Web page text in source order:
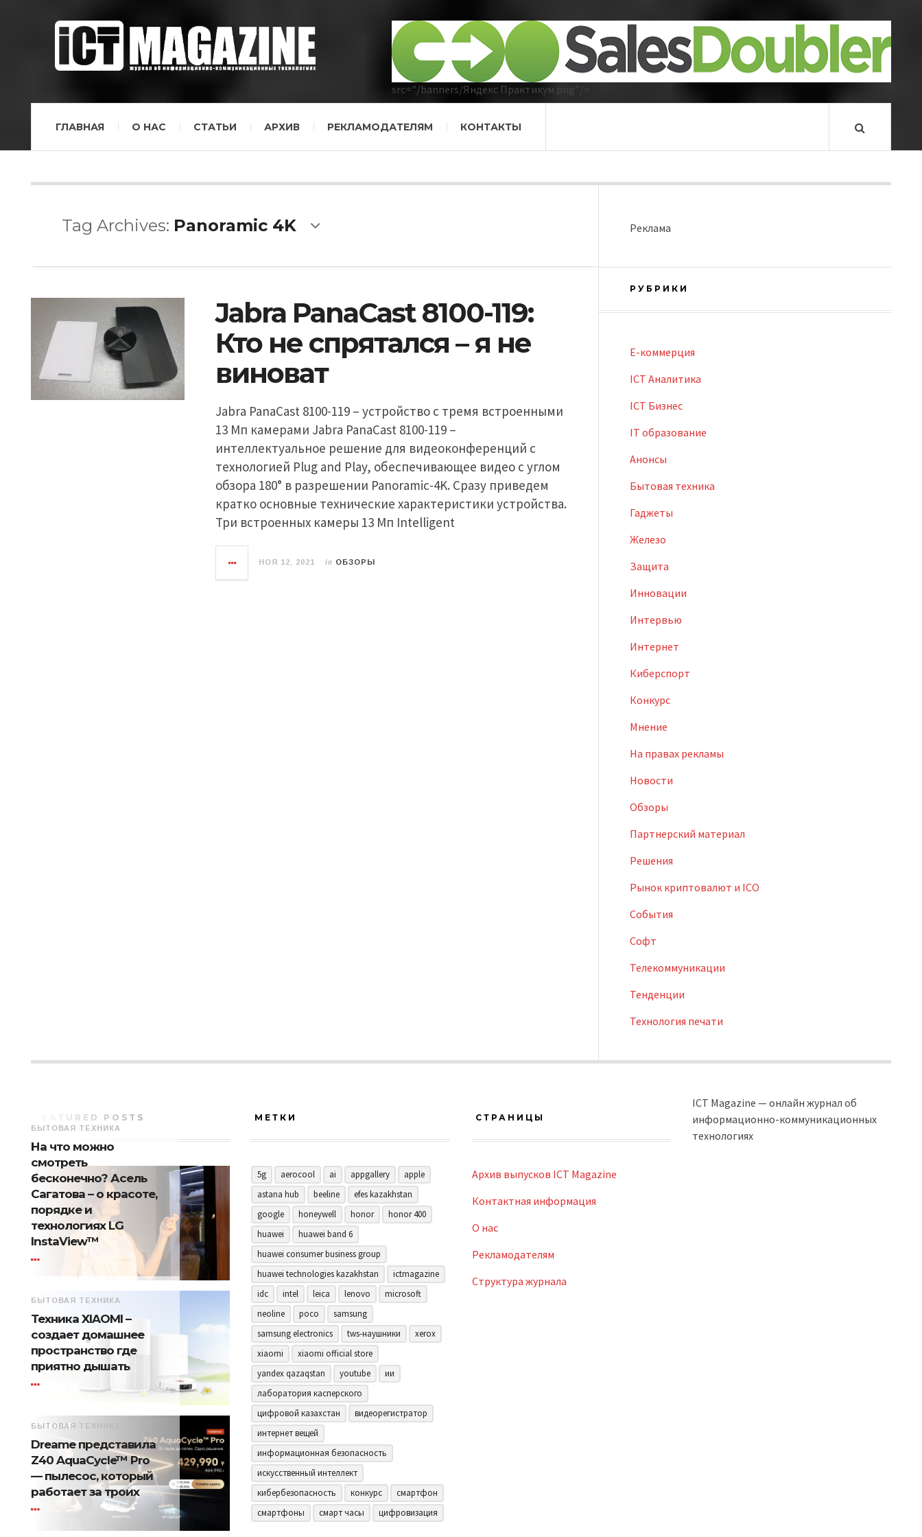
src="/banners/Яндекс Практикум.png"/>
ГЛАВНАЯ О НАС СТАТЬИ АРХИВ РЕКЛАМОДАТЕЛЯМ КОНТАКТЫ
Tag Archives: Panoramic 4K
Jabra PanaCast 8100-119:
Кто не спрятался – я не
виноват
Jabra PanaCast 8100-119 – устройство с тремя встроенными
13 Мп камерами Jabra PanaCast 8100-119 –
интеллектуальное решение для видеоконференций с
технологией Plug and Play, обеспечивающее видео c углом
обзора 180° в разрешении Panoramic-4K. Сразу приведем
кратко основные технические характеристики устройства.
Три встроенных камеры 13 Мп Intelligent
НОЯ 12, 2021 in ОБЗОРЫ
Реклама
РУБРИКИ
E-коммерция
ICT Аналитика
ICT Бизнес
IT образование
Анонсы
Бытовая техника
Гаджеты
Железо
Защита
Инновации
Интервью
Интернет
Киберспорт
Конкурс
Мнение
На правах рекламы
Новости
Обзоры
Партнерский материал
Решения
Рынок криптовалют и ICO
События
Софт
Телекоммуникации
Тенденции
Технология печати
FEATURED POSTS
БЫТОВАЯ ТЕХНИКА
На что можно
смотреть
бесконечно? Асель
Сагатова – о красоте,
порядке и
технологиях LG
InstaView™
БЫТОВАЯ ТЕХНИКА
Техника XIAOMI –
создает домашнее
пространство где
приятно дышать
БЫТОВАЯ ТЕХНИКА
Dreame представила
Z40 AquaCycle™ Pro
— пылесос, который
работает за троих
МЕТКИ
5g aerocool ai appgallery
apple
astana hub
beeline
efes kazakhstan
google
honeywell honor
honor 400
huawei
huawei band 6
huawei consumer business group
huawei technologies kazakhstan
ictmagazine
idc
intel leica lenovo
microsoft
neoline
poco
samsung
samsung electronics
tws-наушники
xerox
xiaomi
xiaomi official store
yandex qazaqstan
youtube
ии
лаборатория касперского
цифровой казахстан
видеорегистратор
интернет вещей
информационная безопасность
искусственный интеллект
кибербезопасность
конкурс
смартфон
смартфоны
смарт часы цифровизация
СТРАНИЦЫ
Архив выпусков ICT Magazine
Контактная информация
О нас
Рекламодателям
Структура журнала
ICT Magazine — онлайн журнал об
информационно-коммуникационных
технологиях